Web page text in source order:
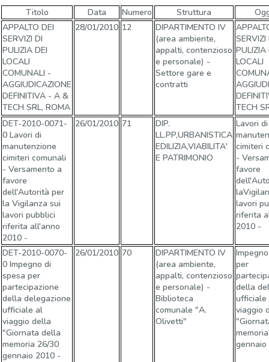
Titolo Data Numero Struttura
APPALTO DEI
SERVIZI DI
PULIZIA DEI
LOCALI
COMUNALI -
AGGIUDICAZIONE
DEFINITIVA - A &
TECH SRL, ROMA
28/01/2010 12
DIPARTIMENTO IV
(area ambiente,
appalti, contenzioso
e personale) -
Settore gare e
contratti
SERVIZI
PULIZIA
LOCALI
TECH
DET-2010-0071-
0 Lavori di
manutenzione
cimiteri comunali
- Versamento a
favore
dell'Autorità per
la Vigilanza sui
lavori pubblici
riferita all'anno
2010 -
26/01/2010 71
DIP.
LL.PP,URBANISTICA
EDILIZIA,VIABILITA'
E PATRIMONIO
Lavori di
cimiteri
-
favore
lavori
riferita
2010 -
DET-2010-0070-
0 Impegno di
spesa per
partecipazione
della delegazione
ufficiale al
viaggio della
"Giornata della
memoria 26/30
gennaio 2010 -
26/01/2010 70
DIPARTIMENTO IV
(area ambiente,
appalti, contenzioso
e personale) -
Biblioteca
comunale "A.
Olivetti"
per
della
ufficiale
viaggio